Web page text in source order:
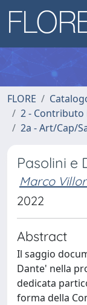
FLORE
2 - Contributo
2a - Art/Cap/
Pasolini e
Marco
2022
Abstract
Il saggio
Dante' nella
dedicata
forma della